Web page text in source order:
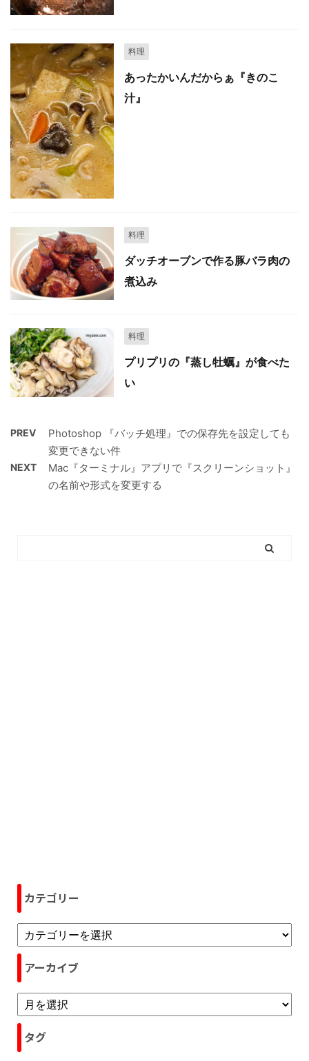
料理
あったかいんだからぁ『きのこ
汁』
料理
ダッチオーブンで作る豚バラ肉の
煮込み
料理
プリプリの『蒸し牡蠣』が食べた
い
PREV
Photoshop 『バッチ処理』での保存先を設定しても
変更できない件
NEXT
Mac『ターミナル』アプリで『スクリーンショット』
の名前や形式を変更する
カテゴリー
アーカイブ
タグ